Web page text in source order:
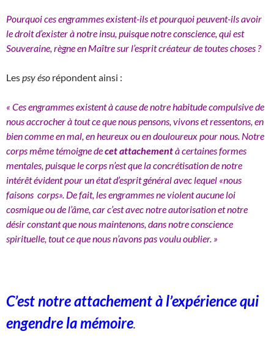
Pourquoi ces engrammes existent-ils et pourquoi peuvent-ils avoir
le droit d’exister à notre insu, puisque notre conscience, qui est
Souveraine, règne en Maître sur l’esprit créateur de toutes choses ?
Lespsy éso répondent ainsi :
« Ces engrammes existent à cause de notre habitude compulsive de
nous accrocher à tout ce que nous pensons, vivons et ressentons, en
bien comme en mal, en heureux ou en douloureux pour nous. Notre
corps même témoigne decet attachementà certaines formes
mentales, puisque le corps n’est que la concrétisation de notre
intérêt évident pour un état d’esprit général avec lequel «nous
faisons corps». De fait, les engrammes ne violent aucune loi
cosmique ou de l’âme, car c’est avec notre autorisation et notre
désir constant que nous maintenons, dans notre conscience
spirituelle, tout ce que nous n’avons pas voulu oublier. »
C’est notre attachement à l’expérience qui
engendre la mémoire